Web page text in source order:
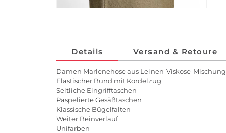
Details Versand & Retoure
Damen Marlenehose aus Leinen-Viskose-Mischung
Elastischer Bund mit Kordelzug
Seitliche Eingrifftaschen
Paspelierte Gesäßtaschen
Klassische Bügelfalten
Weiter Beinverlauf
Unifarben